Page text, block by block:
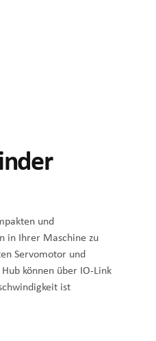
und
in Ihrer Maschine zu
Servomotor und
können über IO-Link
ist